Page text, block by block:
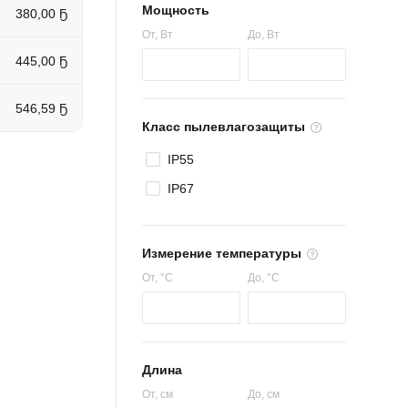
380,00 Ҕ
445,00 Ҕ
546,59 Ҕ
Мощность
От, Вт До, Вт
Класс пылевлагозащиты
IP55
IP67
Измерение температуры
От, °C До, °C
Длина
От, см До, см